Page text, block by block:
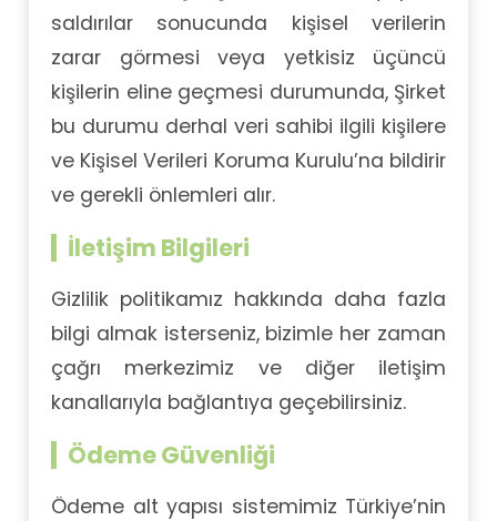
saldırılar sonucunda kişisel verilerin
zarar görmesi veya yetkisiz üçüncü
kişilerin eline geçmesi durumunda, Şirket
bu durumu derhal veri sahibi ilgili kişilere
ve Kişisel Verileri Koruma Kurulu’na bildirir
ve gerekli önlemleri alır.
İletişim Bilgileri
Gizlilik politikamız hakkında daha fazla
bilgi almak isterseniz, bizimle her zaman
çağrı merkezimiz ve diğer iletişim
kanallarıyla bağlantıya geçebilirsiniz.
Ödeme Güvenliği
Ödeme alt yapısı sistemimiz Türkiye’nin